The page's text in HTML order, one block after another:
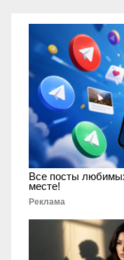
Все посты
месте!
Реклама